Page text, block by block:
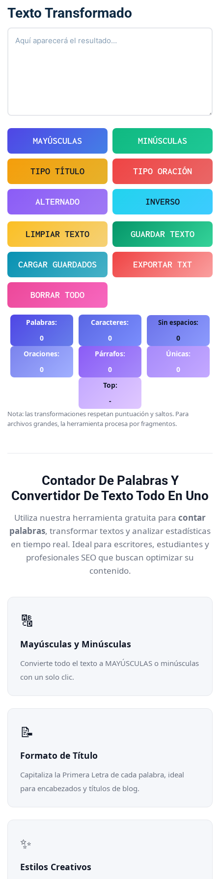
Texto Transformado
MAYÚSCULAS MINÚSCULAS
TIPO TÍTULO TIPO ORACIÓN
ALTERNADO INVERSO
LIMPIAR TEXTO GUARDAR TEXTO
CARGAR GUARDADOS EXPORTAR TXT
BORRAR TODO
Palabras:
0
Caracteres:
0
Sin espacios:
0
Oraciones:
0
Párrafos:
0
Únicas:
0
Top:
-
Nota: las transformaciones respetan puntuación y saltos. Para
archivos grandes, la herramienta procesa por fragmentos.
Contador De Palabras Y
Convertidor De Texto Todo En Uno
Utiliza nuestra herramienta gratuita para contar
palabras, transformar textos y analizar estadísticas
en tiempo real. Ideal para escritores, estudiantes y
profesionales SEO que buscan optimizar su
contenido.
🔠
Mayúsculas y Minúsculas
Convierte todo el texto a MAYÚSCULAS o minúsculas
con un solo clic.
📝
Formato de Título
Capitaliza la Primera Letra de cada palabra, ideal
para encabezados y títulos de blog.
✨
Estilos Creativos